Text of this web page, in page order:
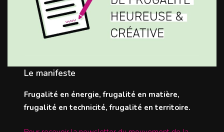
Le manifeste
Frugalité en énergie, frugalité en matière,
frugalité en technicité, frugalité en territoire.